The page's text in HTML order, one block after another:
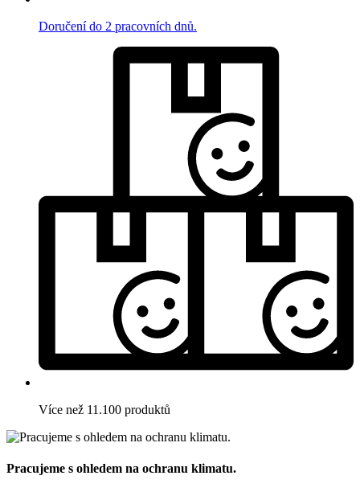
Doručení do 2 pracovních dnů.
Více než 11.100 produktů
Pracujeme s ohledem na ochranu klimatu.